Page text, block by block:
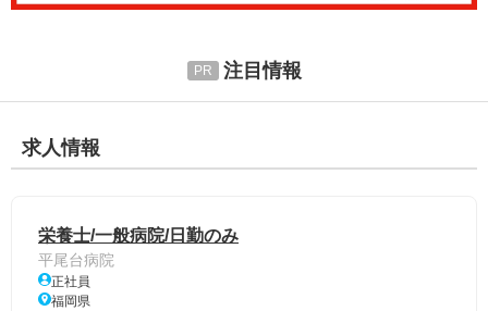
注目情報
求人情報
栄養士/一般病院/日勤のみ
平尾台病院
正社員
福岡県